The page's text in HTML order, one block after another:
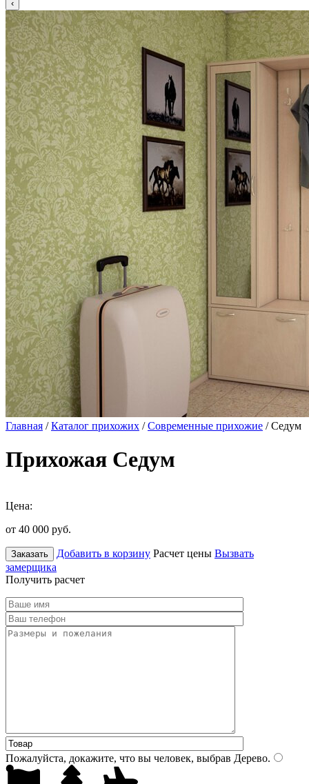
Главная /Каталог прихожих /Современные прихожие / Седум
Прихожая Седум
Цена:
от 40 000 руб.
Заказать Добавить в корзину Расчет цены Вызвать
замерщика
Получить расчет
Пожалуйста, докажите, что вы человек, выбрав Дерево.